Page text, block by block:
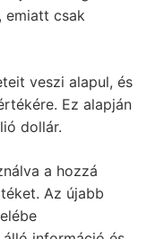
emiatt csak
veszi alapul, és
Ez alapján
dollár.
a hozzá
Az újabb